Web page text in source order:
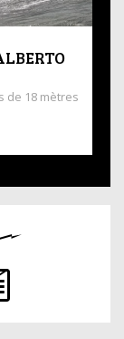
de 18 mètres